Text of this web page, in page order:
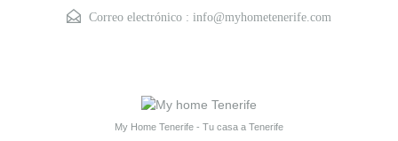
Correo electrónico : info@myhometenerife.com
My Home Tenerife - Tu casa a Tenerife